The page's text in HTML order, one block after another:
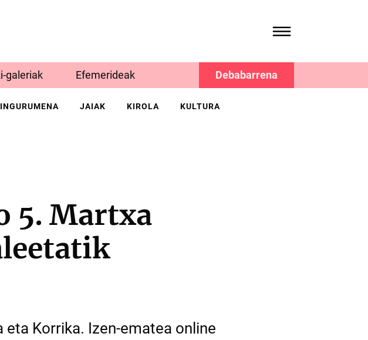
galeriak Efemerideak Debabarrena
INGURUMENA JAIAK KIROLA KULTURA
5. Martxa
Korrika. Izen-ematea online